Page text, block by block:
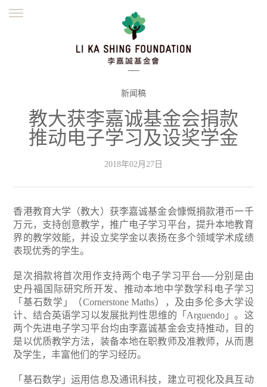
並肩同行
繁體
新闻稿
教大获李嘉诚基金会捐款
推动电子学习及设奖学金
2018年02月27日
香港教育大学（教大）获李嘉诚基金会慷慨捐款港币一千
万元，支持创意教学，推广电子学习平台，提升本地教育
界的教学效能，并设立奖学金以表扬在多个领域学术成绩
表现优秀的学生。
是次捐款将首次用作支持两个电子学习平台──分别是由
史丹福国际研究所开发、推动本地中学数学科电子学习
「基石数学」（Cornerstone Maths），及由多伦多大学设
计、结合英语学习以发展批判性思维的「Arguendo」。这
两个先进电子学习平台均由李嘉诚基金会支持推动，目的
是以优质教学方法，装备本地在职教师及准教师，从而惠
及学生，丰富他们的学习经历。
「基石数学」运用信息及通讯科技，建立可视化及具互动